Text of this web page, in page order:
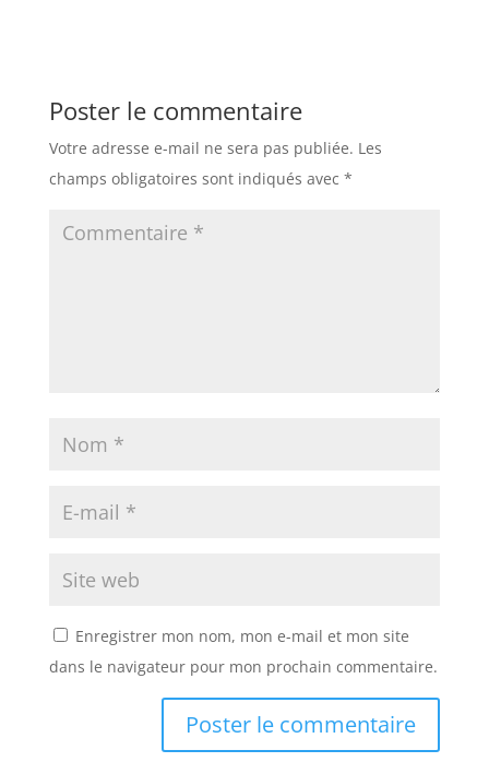
Poster le commentaire
Votre adresse e-mail ne sera pas publiée. Les
champs obligatoires sont indiqués avec *
Enregistrer mon nom, mon e-mail et mon site
dans le navigateur pour mon prochain commentaire.